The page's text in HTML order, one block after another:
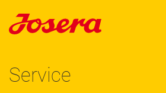
Service